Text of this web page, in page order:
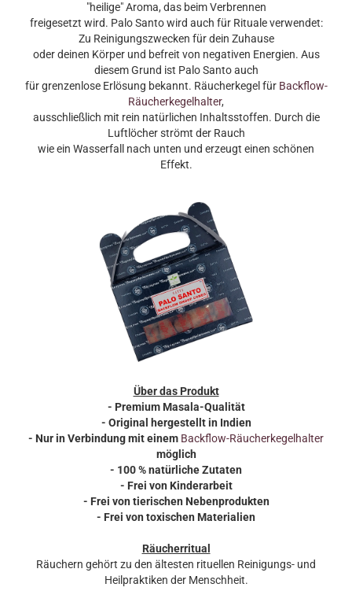
"heilige" Aroma, das beim Verbrennen
freigesetzt wird. Palo Santo wird auch für Rituale verwendet:
Zu Reinigungszwecken für dein Zuhause
oder deinen Körper und befreit von negativen Energien. Aus
diesem Grund ist Palo Santo auch
für grenzenlose Erlösung bekannt. Räucherkegel für Backflow-
Räucherkegelhalter,
ausschließlich mit rein natürlichen Inhaltsstoffen. Durch die
Luftlöcher strömt der Rauch
wie ein Wasserfall nach unten und erzeugt einen schönen
Effekt.
Über das Produkt
- Premium Masala-Qualität
- Original hergestellt in Indien
- Nur in Verbindung mit einem Backflow-Räucherkegelhalter
möglich
- 100 % natürliche Zutaten
- Frei von Kinderarbeit
- Frei von tierischen Nebenprodukten
- Frei von toxischen Materialien
Räucherritual
Räuchern gehört zu den ältesten rituellen Reinigungs- und
Heilpraktiken der Menschheit.